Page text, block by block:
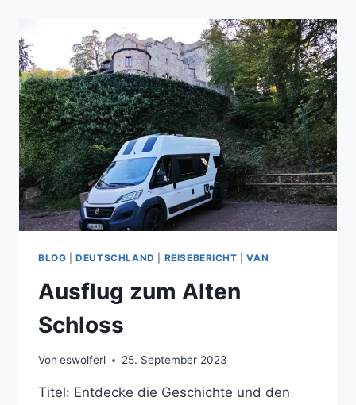
BLOG |DEUTSCHLAND REISEBERICHT |VAN
Ausflug zum Alten
Schloss
Von eswolferl 25. September 2023
Titel: Entdecke die Geschichte und den